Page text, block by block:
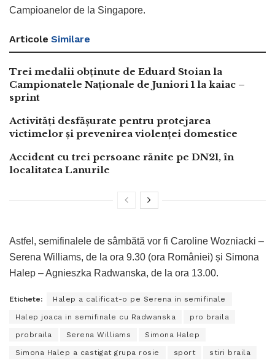
Campioanelor de la Singapore.
Articole Similare
Trei medalii obținute de Eduard Stoian la
Campionatele Naționale de Juniori 1 la kaiac –
sprint
Activități desfășurate pentru protejarea
victimelor și prevenirea violenței domestice
Accident cu trei persoane rănite pe DN21, în
localitatea Lanurile
Astfel, semifinalele de sâmbătă vor fi Caroline Wozniacki –
Serena Williams, de la ora 9.30 (ora României) și Simona
Halep – Agnieszka Radwanska, de la ora 13.00.
Etichete: Halep a calificat-o pe Serena in semifinale
Halep joaca in semifinale cu Radwanska pro braila
probraila Serena Williams Simona Halep
Simona Halep a castigat grupa rosie sport stiri braila